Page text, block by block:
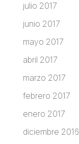
julio 2017
junio 2017
mayo 2017
abril 2017
marzo 2017
febrero 2017
enero 2017
diciembre 2016